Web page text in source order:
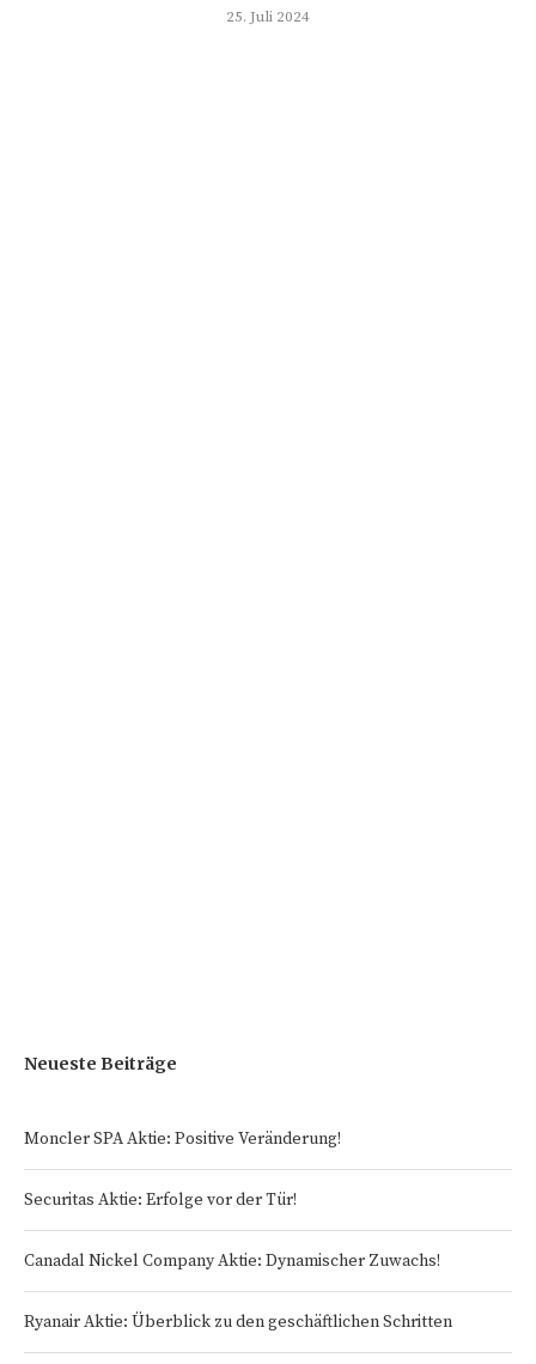
25. Juli 2024
Neueste Beiträge
Moncler SPA Aktie: Positive Veränderung!
Securitas Aktie: Erfolge vor der Tür!
Canadal Nickel Company Aktie: Dynamischer Zuwachs!
Ryanair Aktie: Überblick zu den geschäftlichen Schritten